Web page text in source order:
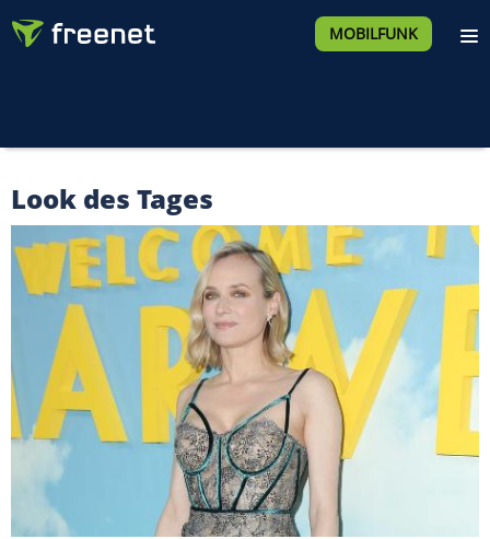
MOBILFUNK
Look des Tages